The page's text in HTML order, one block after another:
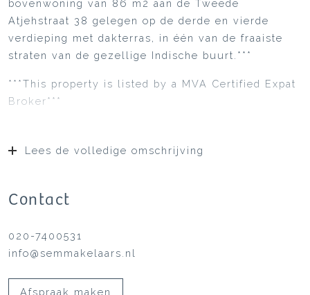
bovenwoning van 86 m2 aan de Tweede
Atjehstraat 38 gelegen op de derde en vierde
verdieping met dakterras, in één van de fraaiste
straten van de gezellige Indische buurt.***
***This property is listed by a MVA Certified Expat
Broker***
Lees de volledige omschrijving
Contact
020-7400531
info@semmakelaars.nl
Afspraak maken